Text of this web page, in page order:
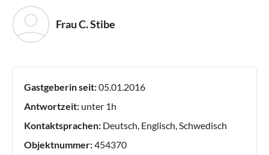
Frau C. Stibe
Gastgeberin seit:05.01.2016
Antwortzeit: unter 1h
Kontaktsprachen: Deutsch, Englisch, Schwedisch
Objektnummer:454370